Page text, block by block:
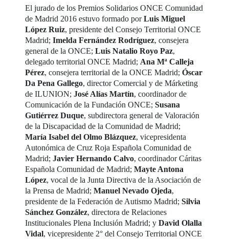
El jurado de los Premios Solidarios ONCE Comunidad
de Madrid 2016 estuvo formado porLuis Miguel
López Ruiz, presidente del Consejo Territorial ONCE
Madrid;Imelda Fernández Rodríguez, consejera
general de la ONCE;Luis Natalio Royo Paz,
delegado territorial ONCE Madrid; Ana Mª Calleja
Pérez, consejera territorial de la ONCE Madrid;Óscar
Da Pena Gallego, director Comercial y de Márketing
de ILUNION;José Alías Martín, coordinador de
Comunicación de la Fundación ONCE;Susana
Gutiérrez Duque, subdirectora general de Valoración
de la Discapacidad de la Comunidad de Madrid;
María Isabel del Olmo Blázquez, vicepresidenta
Autonómica de Cruz Roja Española Comunidad de
Madrid;Javier Hernando Calvo, coordinador Cáritas
Española Comunidad de Madrid;Mayte Antona
López, vocal de la Junta Directiva de la Asociación de
la Prensa de Madrid;Manuel Nevado Ojeda,
presidente de la Federación de Autismo Madrid;Silvia
Sánchez González, directora de Relaciones
Institucionales Plena Inclusión Madrid; yDavid Olalla
Vidal, vicepresidente 2° del Consejo Territorial ONCE